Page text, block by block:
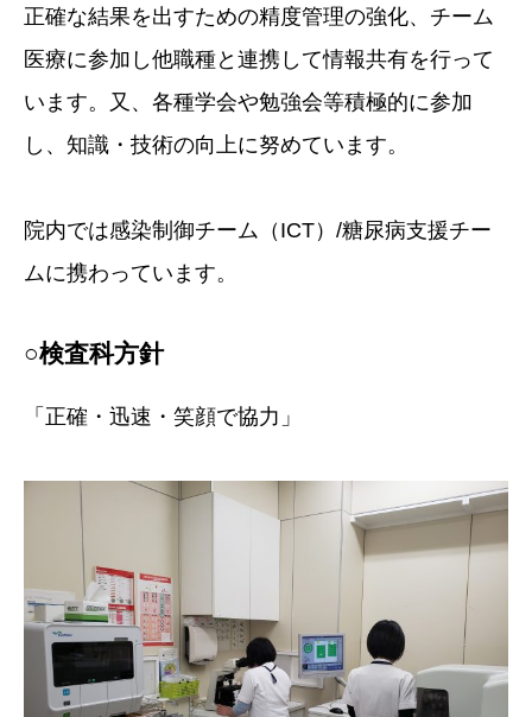
正確な結果を出すための精度管理の強化、チーム
医療に参加し他職種と連携して情報共有を行って
います。又、各種学会や勉強会等積極的に参加
し、知識・技術の向上に努めています。
院内では感染制御チーム（ICT）/糖尿病支援チー
ムに携わっています。
○検査科方針
「正確・迅速・笑顔で協力」